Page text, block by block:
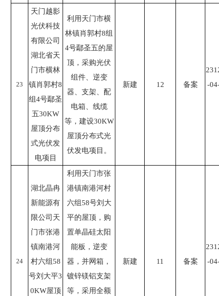
23
天门越影
光伏科技
有限公司
湖北省天
门市横林
镇肖郭村8
组4号鄢圣
五30KW
屋顶分布
式光伏发
电项目
利用天门市横
林镇肖郭村8组
4号鄢圣五的屋
顶，采购光伏
组件、逆变
器、支架、配
电箱、线缆
等，建设30KW
屋顶分布式光
伏发电项目。
新建 12 备案
-
24
湖北晶冉
新能源有
限公司天
门市张港
镇南港河
村六组58
号刘大平3
0KW屋顶
利用天门市张
港镇南港河村
六组58号刘大
平的屋顶，购
置单晶硅太阳
能板，逆变
器，并网箱，
镀锌镁铝支架
等，采用全额
新建 11 备案
-